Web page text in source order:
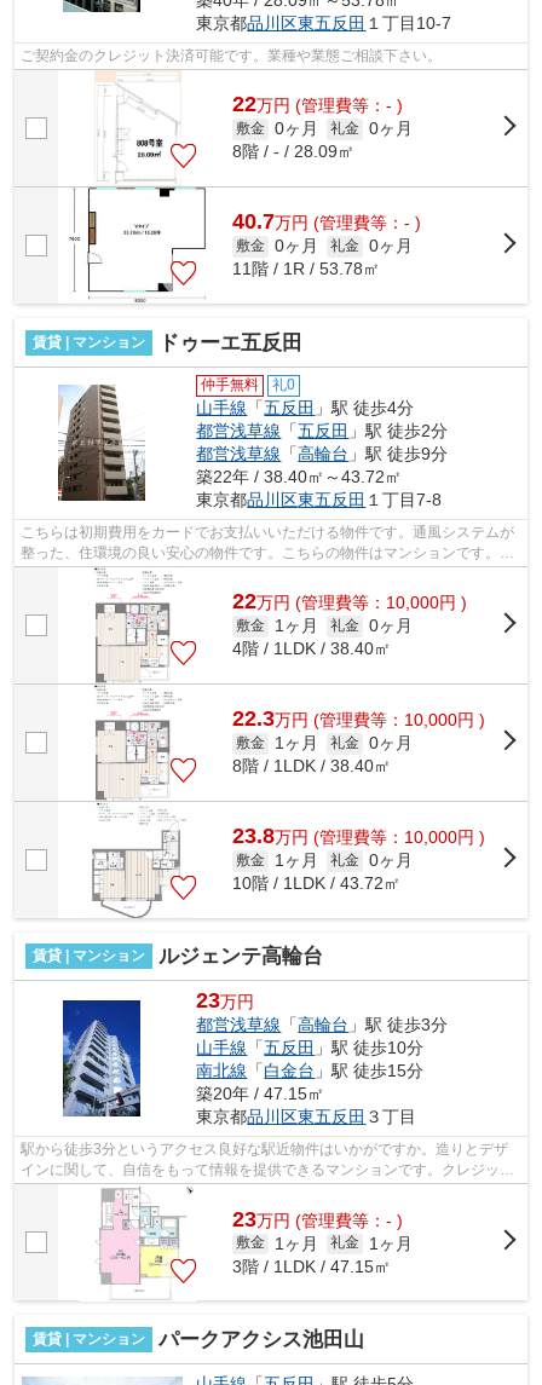
東京都品川区東五反田 １丁目10-7
ご契約金のクレジット決済可能です。業種や業態ご相談下さい。
22万円 (管理費等：- )
敷金 0ヶ月 礼金 0ヶ月
8階 / - / 28.09㎡
40.7万円 (管理費等：- )
敷金 0ヶ月 礼金 0ヶ月
11階 / 1R / 53.78㎡
賃貸 | マンション ドゥーエ五反田
仲手無料 礼0
山手線 「五反田 」駅 徒歩4分
都営浅草線 「五反田 」駅 徒歩2分
都営浅草線 「高輪台 」駅 徒歩9分
築22年 / 38.40㎡～43.72㎡
東京都品川区東五反田 １丁目7-8
こちらは初期費用をカードでお支払いいただける物件です。通風システムが
整った、住環境の良い安心の物件です。こちらの物件はマンションです。徒
歩4分の位置に駅がある物件です。外壁...
22万円 (管理費等：10,000円 )
敷金 1ヶ月 礼金 0ヶ月
4階 / 1LDK / 38.40㎡
22.3万円 (管理費等：10,000円 )
敷金 1ヶ月 礼金 0ヶ月
8階 / 1LDK / 38.40㎡
23.8万円 (管理費等：10,000円 )
敷金 1ヶ月 礼金 0ヶ月
10階 / 1LDK / 43.72㎡
賃貸 | マンション ルジェンテ高輪台
23万円
都営浅草線 「高輪台 」駅 徒歩3分
山手線 「五反田 」駅 徒歩10分
南北線 「白金台 」駅 徒歩15分
築20年 / 47.15㎡
東京都品川区東五反田 ３丁目
駅から徒歩3分というアクセス良好な駅近物件はいかがですか。造りとデザ
インに関して、自信をもって情報を提供できるマンションです。クレジット
カードで初期費用をお支払いいただける...
23万円 (管理費等：- )
敷金 1ヶ月 礼金
1ヶ月
3階 / 1LDK / 47.15㎡
賃貸 | マンション パークアクシス池田山